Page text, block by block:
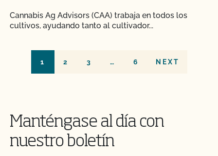
Cannabis Ag Advisors (CAA) trabaja en todos los
cultivos, ayudando tanto al cultivador...
1 2 3 … 6 NEXT
Manténgase al día con
nuestro boletín